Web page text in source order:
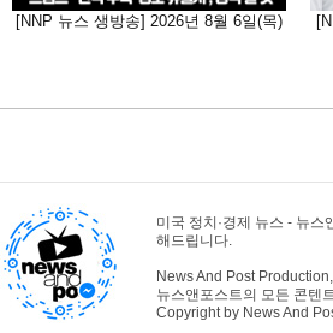
[NNP 뉴스 생방송] 2026년 8월 6일(목)
미국 정치·경제 뉴스 - 뉴
해드립니다.
News And Post
뉴스앤포스트의 모든 콘텐
Copyright by News And